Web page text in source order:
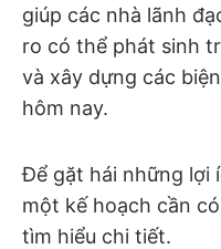
giúp các nhà lãnh
ro có thể phát sinh
và xây dựng các
hôm nay.
Để gặt hái những lợi
một kế hoạch cần
tìm hiểu chi tiết.